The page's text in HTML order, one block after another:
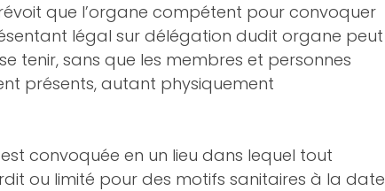
que l’organe compétent pour convoquer
légal sur délégation dudit organe peut
tenir, sans que les membres et personnes
présents, autant physiquement
convoquée en un lieu dans lequel tout
ou limité pour des motifs sanitaires à la date